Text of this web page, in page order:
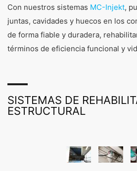
Con nuestros sistemas MC-Injekt,
juntas, cavidades y huecos en los
de forma fiable y duradera,
términos de eficiencia funcional y
SISTEMAS DE
ESTRUCTURAL